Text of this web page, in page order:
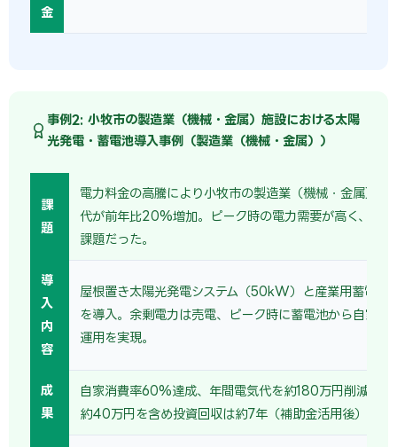
金
事例2: 小牧市の製造業（機械・金属）施設における太陽
光発電・蓄電池導入事例（製造業（機械・金属））
課
題
電力料金の高騰により小牧市の製造業（機械・金属）事
代が前年比20%増加。ピーク時の電力需要が高く、デ
課題だった。
導
入
内
容
屋根置き太陽光発電システム（50kW）と産業用蓄電
を導入。余剰電力は売電、ピーク時に蓄電池から自家消
運用を実現。
成
果
自家消費率60%達成、年間電気代を約180万円削減。売
約40万円を含め投資回収は約7年（補助金活用後）。